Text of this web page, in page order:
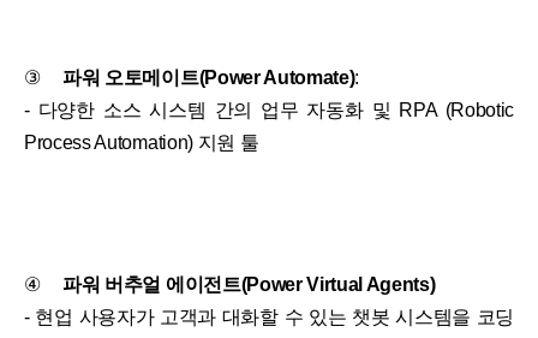
③파워 오토메이트(Power Automate):
- 다양한 소스 시스템 간의 업무 자동화 및 RPA (Robotic
Process Automation) 지원 툴
④파워 버추얼 에이전트(Power Virtual Agents)
- 현업 사용자가 고객과 대화할 수 있는 챗봇 시스템을 코딩